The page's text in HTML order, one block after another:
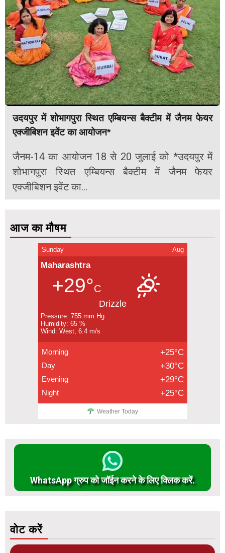
उदयपुर में शोभागपुरा स्थित एम्बियन्स बैक्टीम में जैनम फेयर
एक्जीबिशन इवेंट का आयोजन*
जैनम-14 का आयोजन 18 से 20 जुलाई को *उदयपुर में
शोभागपुरा स्थित एम्बियन्स बैक्टीम में जैनम फेयर
एक्जीबिशन इवेंट का...
आज का मौषम
Sunday Aug
Maharashtra
+29°C
Drizzle
Pressure: 755 mm Hg
Humidity: 65 %
Wind: West, 6.4 m/s
Morning +25°C
Day +30°C
Evening +29°C
Night +25°C
Weather Today
WhatsApp ग्रुप को जॉईन करने के लिए क्लिक करें.
वोट करें